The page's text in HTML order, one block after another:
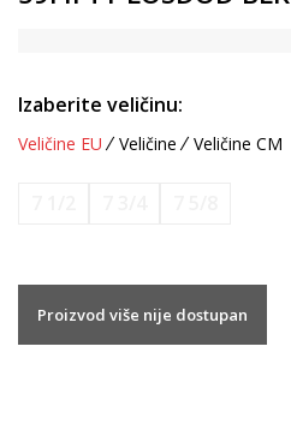
Izaberite veličinu:
Veličine EU Veličine Veličine CM
Proizvod više nije dostupan